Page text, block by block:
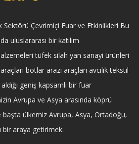
Sektörü Çevrimiçi Fuar ve Etkinlikleri Bu
uluslararası bir katılım
tüfek silah yan sanayi ürünleri
botlar arazi araçları avcılık tekstil
geniş kapsamlı bir fuar
Avrupa ve Asya arasında köprü
ülkemiz Avrupa, Asya, Ortadoğu,
bir araya getirimek.